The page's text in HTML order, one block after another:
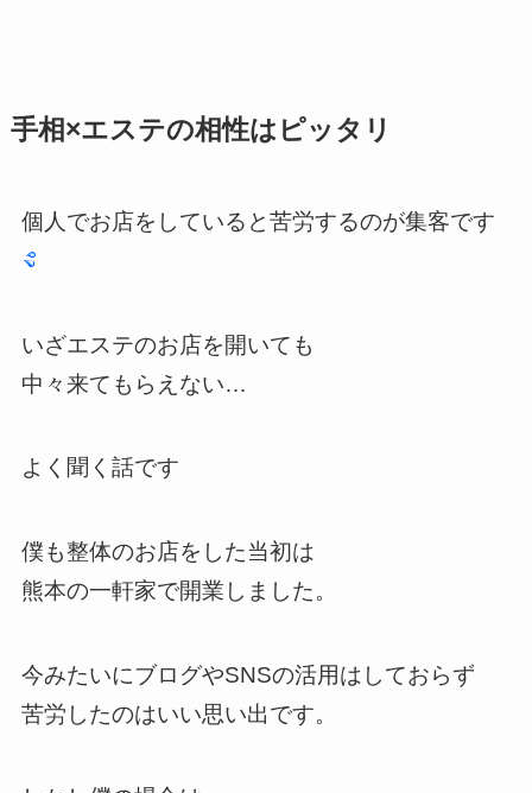
手相×エステの相性はピッタリ
個人でお店をしていると苦労するのが集客です
いざエステのお店を開いても
中々来てもらえない…
よく聞く話です
僕も整体のお店をした当初は
熊本の一軒家で開業しました。
今みたいにブログやSNSの活用はしておらず
苦労したのはいい思い出です。